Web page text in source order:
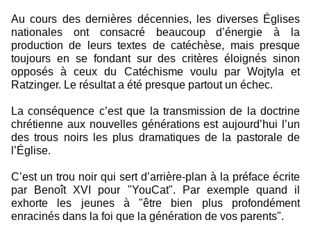
Au cours des dernières décennies, les diverses Églises
nationales ont consacré beaucoup d’énergie à la
production de leurs textes de catéchèse, mais presque
toujours en se fondant sur des critères éloignés sinon
opposés à ceux du Catéchisme voulu par Wojtyla et
Ratzinger. Le résultat a été presque partout un échec.
La conséquence c’est que la transmission de la doctrine
chrétienne aux nouvelles générations est aujourd’hui l’un
des trous noirs les plus dramatiques de la pastorale de
l’Église.
C’est un trou noir qui sert d’arrière-plan à la préface écrite
par Benoît XVI pour "YouCat". Par exemple quand il
exhorte les jeunes à "être bien plus profondément
enracinés dans la foi que la génération de vos parents".